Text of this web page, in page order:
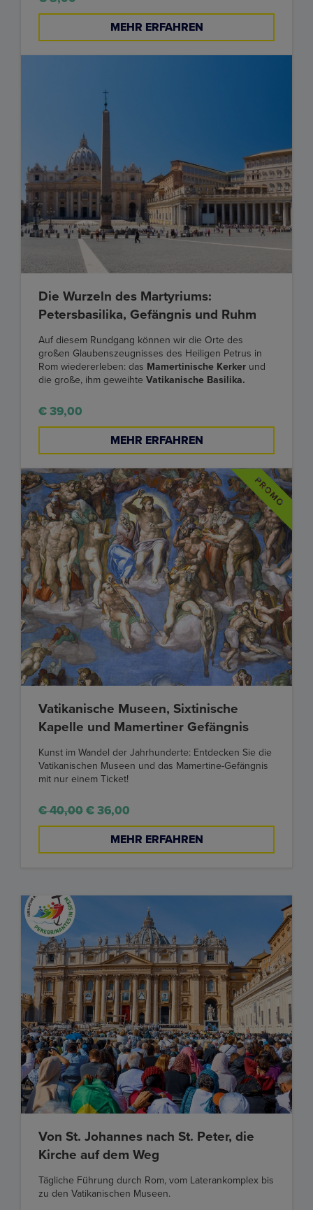
MEHR ERFAHREN
Die Wurzeln des Martyriums:
Petersbasilika, Gefängnis und Ruhm
Auf diesem Rundgang können wir die Orte des
großen Glaubenszeugnisses des Heiligen Petrus in
Rom wiedererleben: das Mamertinische Kerker und
die große, ihm geweihte Vatikanische Basilika.
€ 39,00
MEHR ERFAHREN
Vatikanische Museen, Sixtinische
Kapelle und Mamertiner Gefängnis
Kunst im Wandel der Jahrhunderte: Entdecken Sie die
Vatikanischen Museen und das Mamertine-Gefängnis
mit nur einem Ticket!
€ 40,00€ 36,00
MEHR ERFAHREN
Von St. Johannes nach St. Peter, die
Kirche auf dem Weg
Tägliche Führung durch Rom, vom Laterankomplex bis
zu den Vatikanischen Museen.